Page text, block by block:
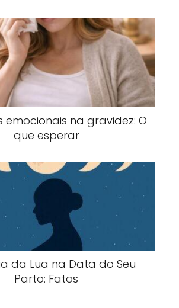
emocionais na gravidez: O
que esperar
da Lua na Data do Seu
Parto: Fatos